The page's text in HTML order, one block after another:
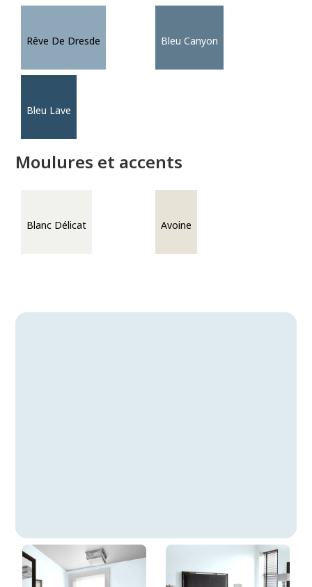
Rêve De Dresde Bleu Canyon
Bleu Lave
Moulures et accents
Blanc Délicat Avoine
Prélude
DLX1155-2